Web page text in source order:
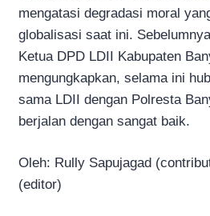
mengatasi degradasi moral
globalisasi saat ini.
Ketua DPD LDII Kabupaten
mengungkapkan, selama ini
sama LDII dengan Polresta
berjalan dengan sangat baik.
Oleh: Rully Sapujagad
(editor)